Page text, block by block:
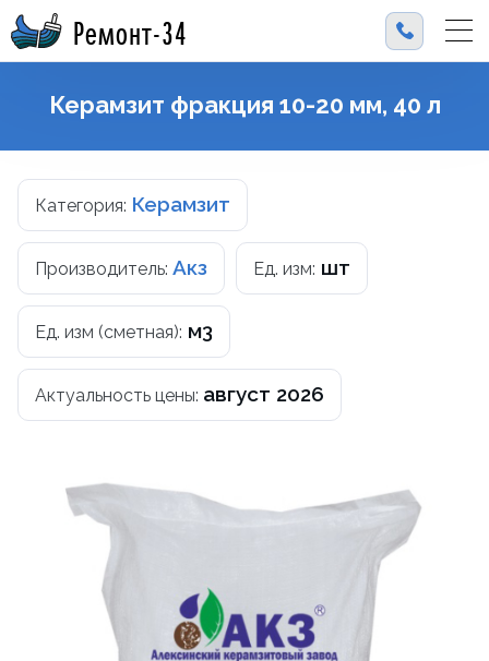
Ремонт-34
Керамзит фракция 10-20 мм, 40 л
Категория: Керамзит
Производитель: Акз Ед. изм: шт
Ед. изм (сметная): м3
Актуальность цены: август 2026